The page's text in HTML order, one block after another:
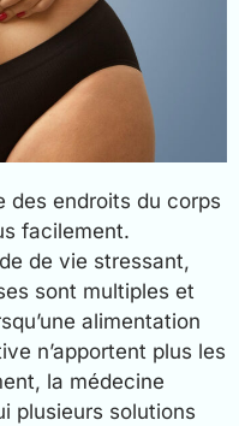
des endroits du corps
facilement.
de vie stressant,
sont multiples et
alimentation
n’apportent plus les
la médecine
plusieurs solutions